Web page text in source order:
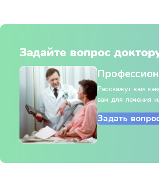
Задайте вопрос
Расскажут вам
вам для лечения
Задать